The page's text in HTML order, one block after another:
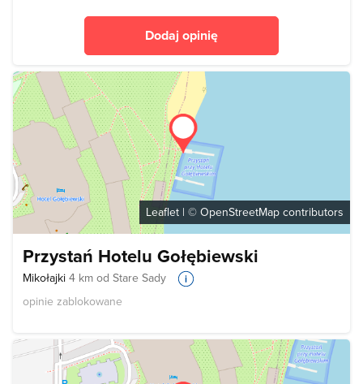
Dodaj opinię
Leaflet | © OpenStreetMap contributors
Przystań Hotelu Gołębiewski
Mikołajki 4 km od Stare Sady
opinie zablokowane